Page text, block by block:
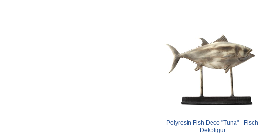
Polyresin Fish Deco "Tuna" - Fisch
Dekofigur